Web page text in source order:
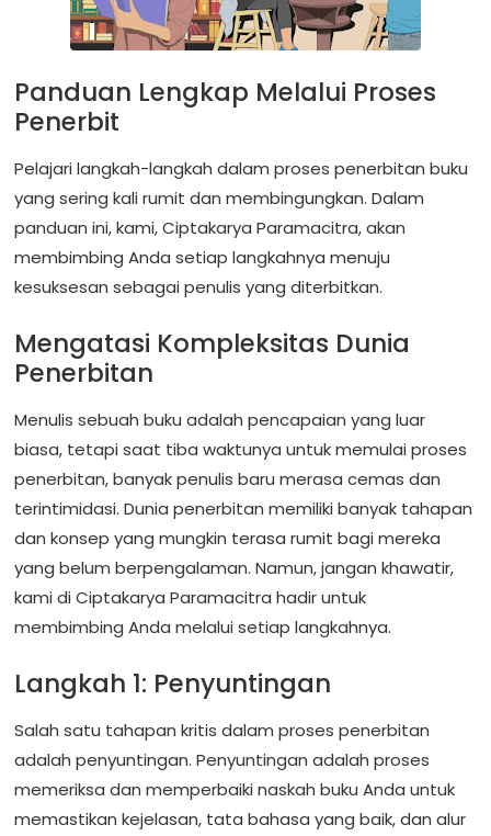
Panduan Lengkap Melalui Proses
Penerbit
Pelajari langkah-langkah dalam proses penerbitan buku
yang sering kali rumit dan membingungkan. Dalam
panduan ini, kami, Ciptakarya Paramacitra, akan
membimbing Anda setiap langkahnya menuju
kesuksesan sebagai penulis yang diterbitkan.
Mengatasi Kompleksitas Dunia
Penerbitan
Menulis sebuah buku adalah pencapaian yang luar
biasa, tetapi saat tiba waktunya untuk memulai proses
penerbitan, banyak penulis baru merasa cemas dan
terintimidasi. Dunia penerbitan memiliki banyak tahapan
dan konsep yang mungkin terasa rumit bagi mereka
yang belum berpengalaman. Namun, jangan khawatir,
kami di Ciptakarya Paramacitra hadir untuk
membimbing Anda melalui setiap langkahnya.
Langkah 1: Penyuntingan
Salah satu tahapan kritis dalam proses penerbitan
adalah penyuntingan. Penyuntingan adalah proses
memeriksa dan memperbaiki naskah buku Anda untuk
memastikan kejelasan, tata bahasa yang baik, dan alur